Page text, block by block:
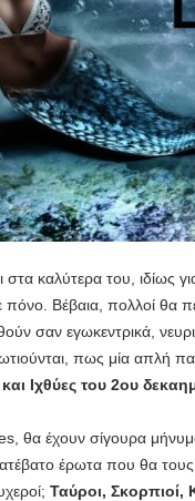
στα καλύτερα του, ιδίως
πόνο. Βέβαια, πολλοί θα
σαν εγωκεντρικά,
πως μία απλή
Ιχθύες του 2ου
θα έχουν σίγουρα
έρωτα που θα
Ταύροι, Σκορπιοί,